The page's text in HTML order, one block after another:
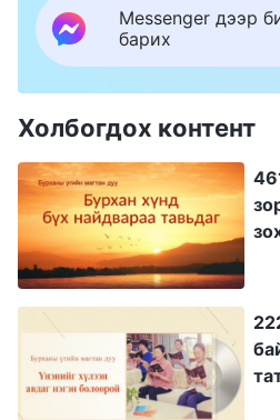
Messenger дээр
барих
Холбогдох контент